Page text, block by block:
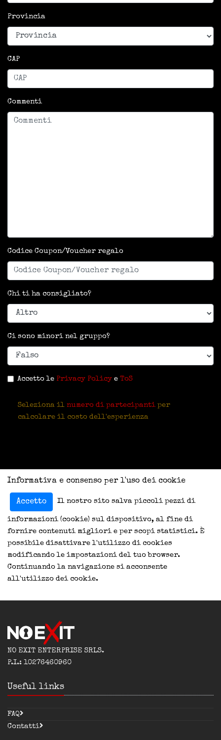
Provincia
CAP
Commenti
Codice Coupon/Voucher regalo
Chi ti ha consigliato?
Ci sono minori nel gruppo?
Accetto le Privacy Policy e ToS
Seleziona il numero di partecipanti per
calcolare il costo dell'esperienza
Informativa e consenso per l'uso dei cookie
Accetto Il nostro sito salva piccoli pezzi di
informazioni (cookie) sul dispositivo, al fine di
fornire contenuti migliori e per scopi statistici. È
possibile disattivare l'utilizzo di cookies
modificando le impostazioni del tuo browser.
Continuando la navigazione si acconsente
all'utilizzo dei cookie.
NO EXIT ENTERPRISE SRLS.
P.I.: 10276460960
Useful links
FAQ
Contatti